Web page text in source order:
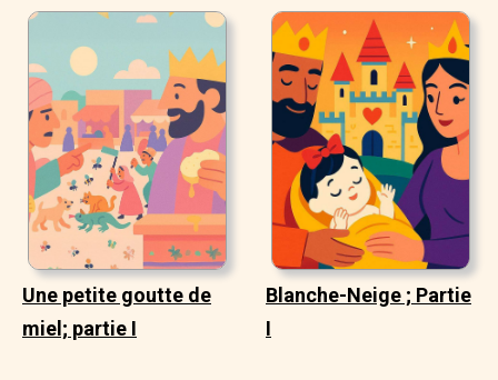
Une petite goutte de
miel; partie I
Blanche-Neige ; Partie
I